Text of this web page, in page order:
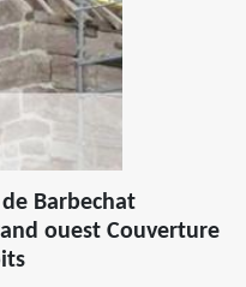
Barbechat
ouest Couverture